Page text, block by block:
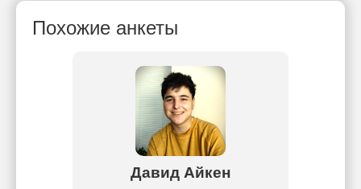
Похожие анкеты
Давид Aйкен